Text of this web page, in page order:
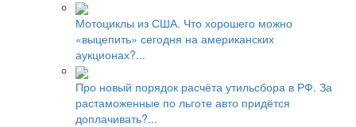
Мотоциклы из США. Что хорошего можно
«выцепить» сегодня на американских
аукционах?...
Про новый порядок расчёта утильсбора в РФ. За
растаможенные по льготе авто придётся
доплачивать?...